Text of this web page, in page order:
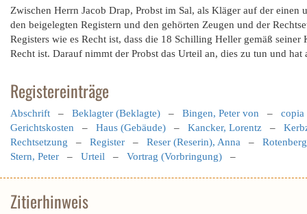
Zwischen Herrn Jacob Drap, Probst im Sal, als Kläger auf der
den beigelegten Registern und den gehörten Zeugen und der
Registers wie es Recht ist, dass die 18 Schilling Heller gemäß
Recht ist. Darauf nimmt der Probst das Urteil an, dies zu tun und
Registereinträge
Abschrift – Beklagter (Beklagte) – Bingen, Peter von – copia
Gerichtskosten – Haus (Gebäude) – Kancker, Lorentz –
Rechtsetzung – Register – Reser (Reserin), Anna –
Stern, Peter – Urteil – Vortrag (Vorbringung) –
Zitierhinweis